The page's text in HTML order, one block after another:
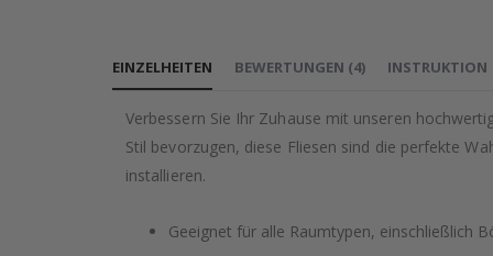
EINZELHEITEN
Verbessern Sie Ihr Zuhause mit unseren
Stil bevorzugen, diese Fliesen sind die perfekte
installieren.
Geeignet für alle Raumtypen, einschließlich
BEWERTUNGEN (4) INSTRUKTION